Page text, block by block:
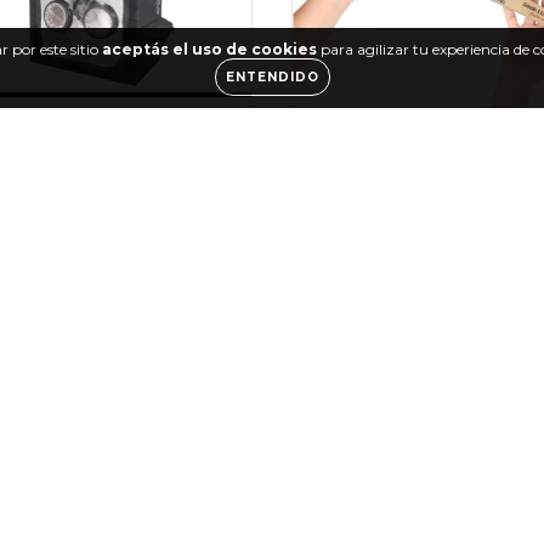
por este sitio aceptás el uso de cookies para agilizar tu experiencia de
ENTENDIDO